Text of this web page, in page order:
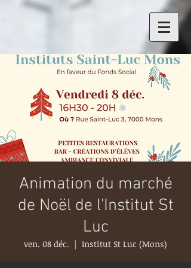
Animation du marché
de Noël de l'Institut St
Luc
ven. 08 déc.
  |
Institut St Luc (Mons)